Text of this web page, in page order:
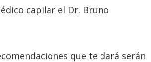
capilar el Dr. Bruno
que te dará serán